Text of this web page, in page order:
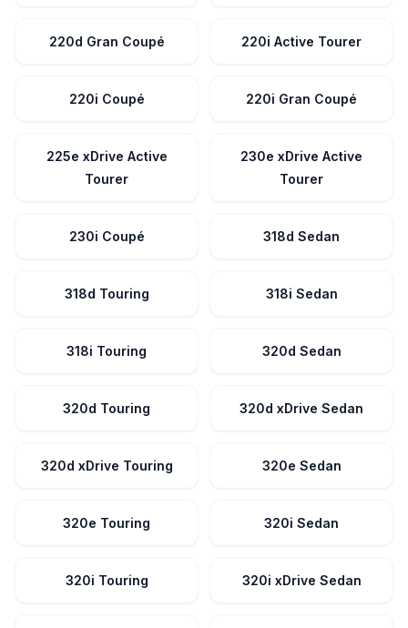
220d Gran Coupé 220i Active Tourer
220i Coupé 220i Gran Coupé
225e xDrive Active
Tourer
230e xDrive Active
Tourer
230i Coupé 318d Sedan
318d Touring 318i Sedan
318i Touring 320d Sedan
320d Touring 320d xDrive Sedan
320d xDrive Touring 320e Sedan
320e Touring 320i Sedan
320i Touring 320i xDrive Sedan